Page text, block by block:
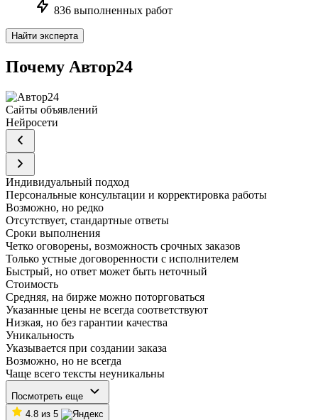
836 выполненных работ
Найти эксперта
Почему Автор24
Сайты объявлений
Нейросети
Индивидуальный подход
Персональные консультации и корректировка работы
Возможно, но редко
Отсутствует, стандартные ответы
Сроки выполнения
Четко оговорены, возможность срочных заказов
Только устные договоренности с исполнителем
Быстрый, но ответ может быть неточный
Стоимость
Средняя, на бирже можно поторговаться
Указанные цены не всегда соответствуют
Низкая, но без гарантии качества
Уникальность
Указывается при создании заказа
Возможно, но не всегда
Чаще всего тексты неуникальны
Посмотреть еще
4.8 из 5